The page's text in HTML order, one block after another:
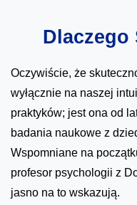
Dlaczego
Oczywiście, że
wyłącznie na naszej
praktyków; jest ona od
badania naukowe z
Wspomniane na
profesor psychologii z
jasno na to wskazują.